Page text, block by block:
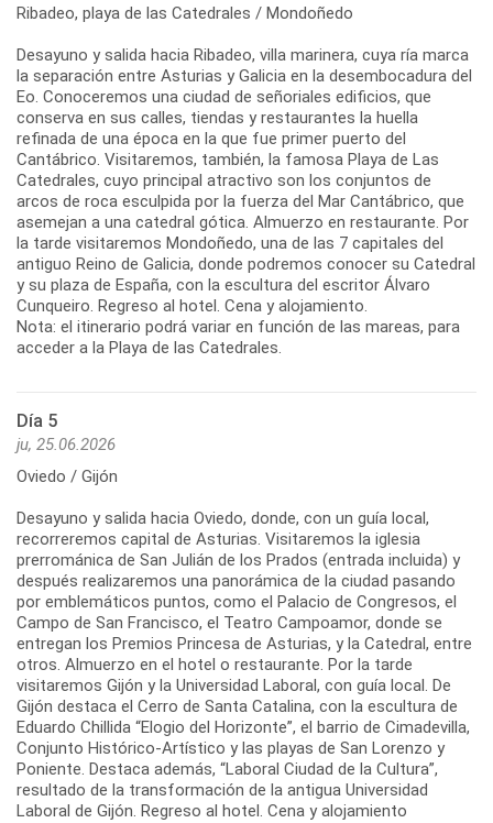
Ribadeo, playa de las Catedrales / Mondoñedo
Desayuno y salida hacia Ribadeo, villa marinera, cuya ría marca
la separación entre Asturias y Galicia en la desembocadura del
Eo. Conoceremos una ciudad de señoriales edificios, que
conserva en sus calles, tiendas y restaurantes la huella
refinada de una época en la que fue primer puerto del
Cantábrico. Visitaremos, también, la famosa Playa de Las
Catedrales, cuyo principal atractivo son los conjuntos de
arcos de roca esculpida por la fuerza del Mar Cantábrico, que
asemejan a una catedral gótica. Almuerzo en restaurante. Por
la tarde visitaremos Mondoñedo, una de las 7 capitales del
antiguo Reino de Galicia, donde podremos conocer su Catedral
y su plaza de España, con la escultura del escritor Álvaro
Cunqueiro. Regreso al hotel. Cena y alojamiento.
Nota: el itinerario podrá variar en función de las mareas, para
acceder a la Playa de las Catedrales.
Día 5
ju, 25.06.2026
Oviedo / Gijón
Desayuno y salida hacia Oviedo, donde, con un guía local,
recorreremos capital de Asturias. Visitaremos la iglesia
prerrománica de San Julián de los Prados (entrada incluida) y
después realizaremos una panorámica de la ciudad pasando
por emblemáticos puntos, como el Palacio de Congresos, el
Campo de San Francisco, el Teatro Campoamor, donde se
entregan los Premios Princesa de Asturias, y la Catedral, entre
otros. Almuerzo en el hotel o restaurante. Por la tarde
visitaremos Gijón y la Universidad Laboral, con guía local. De
Gijón destaca el Cerro de Santa Catalina, con la escultura de
Eduardo Chillida “Elogio del Horizonte”, el barrio de Cimadevilla,
Conjunto Histórico-Artístico y las playas de San Lorenzo y
Poniente. Destaca además, “Laboral Ciudad de la Cultura”,
resultado de la transformación de la antigua Universidad
Laboral de Gijón. Regreso al hotel. Cena y alojamiento